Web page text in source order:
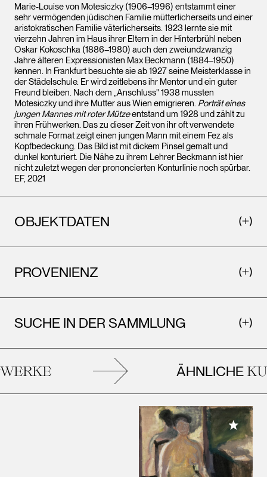
Marie-Louise von Motesiczky (1906–1996) entstammt einer
sehr vermögenden jüdischen Familie mütterlicherseits und einer
aristokratischen Familie väterlicherseits. 1923 lernte sie mit
vierzehn Jahren im Haus ihrer Eltern in der Hinterbrühl neben
Oskar Kokoschka (1886–1980) auch den zweiundzwanzig
Jahre älteren Expressionisten Max Beckmann (1884–1950)
kennen. In Frankfurt besuchte sie ab 1927 seine Meisterklasse in
der Städelschule. Er wird zeitlebens ihr Mentor und ein guter
Freund bleiben. Nach dem „Anschluss" 1938 mussten
Motesiczky und ihre Mutter aus Wien emigrieren. Porträt eines
jungen Mannes mit roter Mützeentstand um 1928 und zählt zu
ihren Frühwerken. Das zu dieser Zeit von ihr oft verwendete
schmale Format zeigt einen jungen Mann mit einem Fez als
Kopfbedeckung. Das Bild ist mit dickem Pinsel gemalt und
dunkel konturiert. Die Nähe zu ihrem Lehrer Beckmann ist hier
nicht zuletzt wegen der prononcierten Konturlinie noch spürbar.
EF, 2021
OBJEKTDATEN
PROVENIENZ
SUCHE IN DER SAMMLUNG
ÄHNLICHE
Meiner